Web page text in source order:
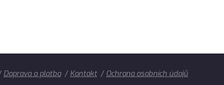
Doprava a platba Kontakt Ochrana osobních údajů